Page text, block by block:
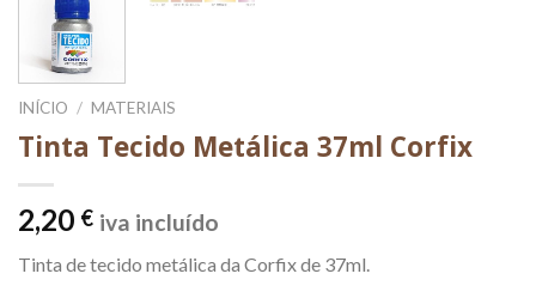
INÍCIO / MATERIAIS
Tinta Tecido Metálica 37ml Corfix
2,20 € iva incluído
Tinta de tecido metálica da Corfix de 37ml.